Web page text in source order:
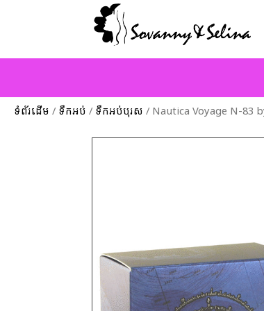
ទំព័រដើម / ទឹកអប់ / ទឹកអប់បុរស / Nautica Voyage N-83